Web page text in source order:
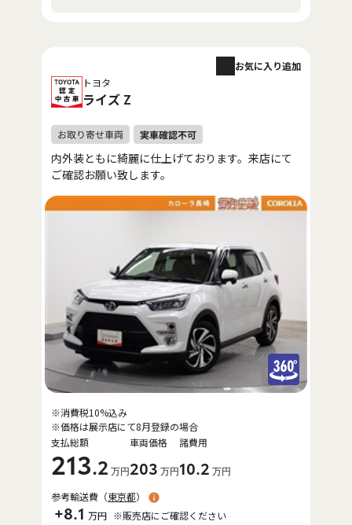
トヨタ
ライズ Z
お気に入り追加
内外装ともに綺麗に仕上げております。来店にて
ご確認お願い致します。
支払総額
213.2 万円
車両価格
203 万円
諸費用
10.2 万円
※消費税10%込み
※価格は展示店にて8月登録の場合
参考輸送費（東京都）
+8.1 万円 ※販売店にご確認ください